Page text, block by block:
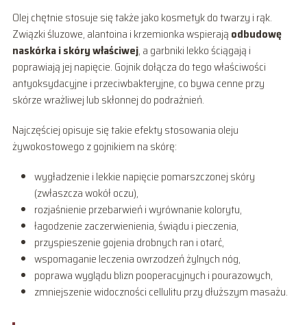
Olej chętnie stosuje się także jako kosmetyk do twarzy i rąk.
Związki śluzowe, alantoina i krzemionka wspierają odbudowę
naskórka i skóry właściwej, a garbniki lekko ściągają i
poprawiają jej napięcie. Gojnik dołącza do tego właściwości
antyoksydacyjne i przeciwbakteryjne, co bywa cenne przy
skórze wrażliwej lub skłonnej do podrażnień.
Najczęściej opisuje się takie efekty stosowania oleju
żywokostowego z gojnikiem na skórę:
wygładzenie i lekkie napięcie pomarszczonej skóry
(zwłaszcza wokół oczu),
rozjaśnienie przebarwień i wyrównanie kolorytu,
łagodzenie zaczerwienienia, świądu i pieczenia,
przyspieszenie gojenia drobnych ran i otarć,
wspomaganie leczenia owrzodzeń żylnych nóg,
poprawa wyglądu blizn pooperacyjnych i pourazowych,
zmniejszenie widoczności cellulitu przy dłuższym masażu.